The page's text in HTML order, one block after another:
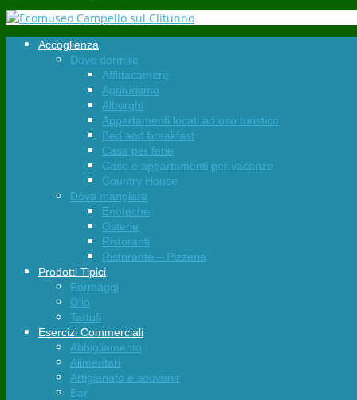
Accoglienza
Dove dormire
Affittacamere
Agriturismo
Alberghi
Appartamenti locati ad uso turistico
Bed and breakfast
Casa per ferie
Case e appartamenti per vacanze
Country House
Dove mangiare
Enoteche
Osterie
Ristoranti
Ristorante – Pizzeria
Prodotti Tipici
Formaggi
Olio
Tartufi
Esercizi Commerciali
Abbigliamento
Alimentari
Artigianato e souvenir
Bar